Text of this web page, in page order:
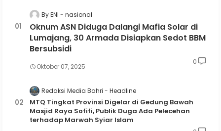
By ENI nasional
Oknum ASN Diduga Dalangi Mafia Solar di
Lumajang, 30 Armada Disiapkan Sedot BBM
Bersubsidi
Oktober 07, 2025
0
Redaksi Media Bahri Headline
MTQ Tingkat Provinsi Digelar di Gedung Bawah
Masjid Raya Sofifi, Publik Duga Ada Pelecehan
terhadap Marwah Syiar Islam